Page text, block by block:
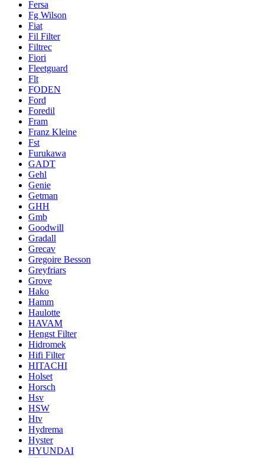
Fersa
Fg Wilson
Fiat
Fil Filter
Filtrec
Fiori
Fleetguard
Flt
FODEN
Ford
Foredil
Fram
Franz Kleine
Fst
Furukawa
GADT
Gehl
Genie
Getman
GHH
Gmb
Goodwill
Gradall
Grecav
Gregoire Besson
Greyfriars
Grove
Hako
Hamm
Haulotte
HAVAM
Hengst Filter
Hidromek
Hifi Filter
HITACHI
Holset
Horsch
Hsv
HSW
Htv
Hydrema
Hyster
HYUNDAI